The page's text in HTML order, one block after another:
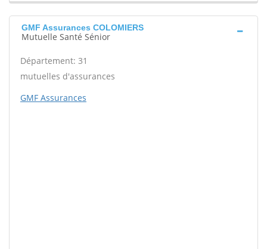
GMF Assurances COLOMIERS
Mutuelle Santé Sénior
Département: 31
mutuelles d'assurances
GMF Assurances